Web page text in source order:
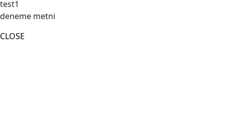
test1
deneme metni
CLOSE